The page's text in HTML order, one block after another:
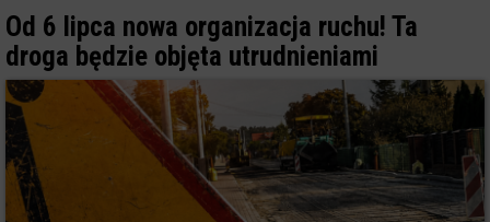
Od 6 lipca nowa organizacja ruchu! Ta
droga będzie objęta utrudnieniami